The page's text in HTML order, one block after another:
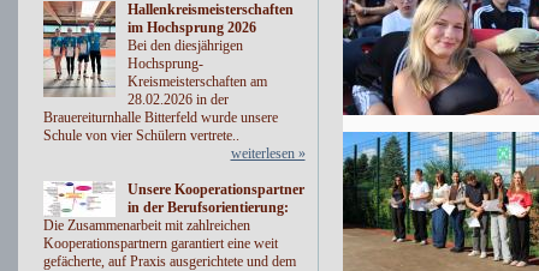
Hallenkreismeisterschaften
im Hochsprung 2026
Bei den diesjährigen
Hochsprung-
Kreismeisterschaften am
28.02.2026 in der
Brauereiturnhalle Bitterfeld wurde unsere
Schule von vier Schülern vertrete..
weiterlesen »
Unsere Kooperationspartner
in der Berufsorientierung:
Die Zusammenarbeit mit zahlreichen
Kooperationspartnern garantiert eine weit
gefächerte, auf Praxis ausgerichtete und dem